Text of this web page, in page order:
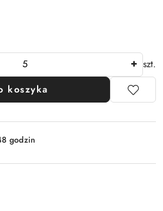
szt.
koszyka
godzin